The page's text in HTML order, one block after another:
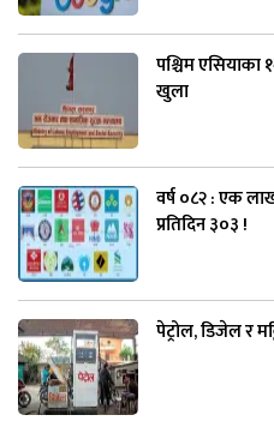
पश्चिम एसियाका
खुला
वर्ष ०८२ : एक
प्रतिदिन ३०३ !
पेट्रोल, डिजेल र